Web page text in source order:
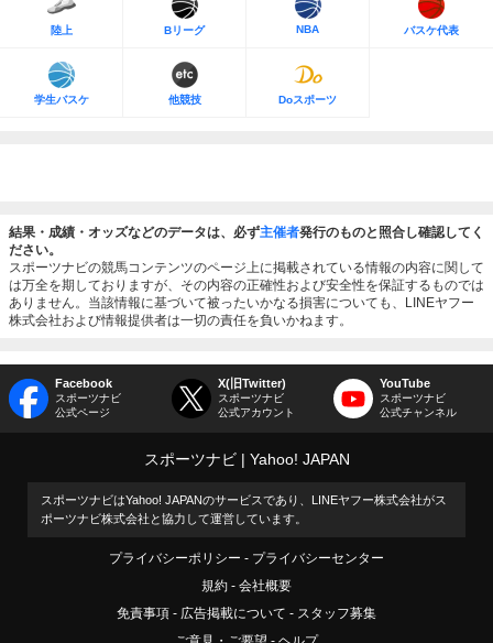
陸上 Bリーグ NBA バスケ代表
学生バスケ 他競技 Doスポーツ
結果・成績・オッズなどのデータは、必ず主催者発行のものと照合し確認してく
ださい。
スポーツナビの競馬コンテンツのページ上に掲載されている情報の内容に関して
は万全を期しておりますが、その内容の正確性および安全性を保証するものでは
ありません。当該情報に基づいて被ったいかなる損害についても、LINEヤフー
株式会社および情報提供者は一切の責任を負いかねます。
Facebook
スポーツナビ
公式ページ
X(旧Twitter)
スポーツナビ
公式アカウント
YouTube
スポーツナビ
公式チャンネル
スポーツナビ Yahoo! JAPAN
スポーツナビはYahoo! JAPANのサービスであり、LINEヤフー株式会社がス
ポーツナビ株式会社と協力して運営しています。
プライバシーポリシー
プライバシーセンター
規約
会社概要
免責事項
広告掲載について
スタッフ募集